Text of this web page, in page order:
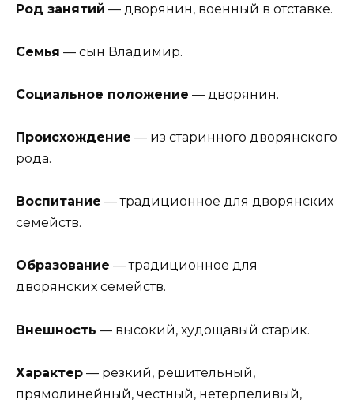
Род занятий — дворянин, военный в отставке.
Семья — сын Владимир.
Социальное положение — дворянин.
Происхождение — из старинного дворянского
рода.
Воспитание — традиционное для дворянских
семейств.
Образование — традиционное для
дворянских семейств.
Внешность — высокий, худощавый старик.
Характер — резкий, решительный,
прямолинейный, честный, нетерпеливый,